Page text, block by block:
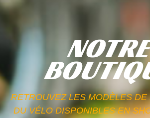
NOTRE
RETROUVEZ LES MODÈLES DE
DU VÉLO DISPONIBLES EN